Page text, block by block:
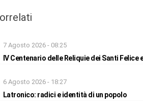
7 Agosto 2026 - 08:25
IV Centenario delle Reliquie dei Santi Felice
6 Agosto 2026 - 18:27
Latronico: radici e identità di un popolo